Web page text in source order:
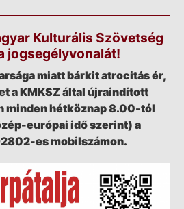
Kulturális Szövetség
jogsegélyvonalát!
miatt bárkit atrocitás ér,
a KMKSZ által újraindított
minden hétköznap 8.00-tól
európai idő szerint) a
es mobilszámon.